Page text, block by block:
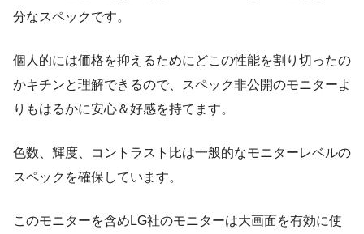
分なスペックです。
個人的には価格を抑えるためにどこの性能を割り切ったの
かキチンと理解できるので、スペック非公開のモニターよ
りもはるかに安心＆好感を持てます。
色数、輝度、コントラスト比は一般的なモニターレベルの
スペックを確保しています。
このモニターを含めLG社のモニターは大画面を有効に使